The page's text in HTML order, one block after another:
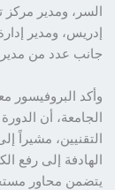
ومدير مركز تطوير
ومدير إدارة
عدد من مديري
البروفيسور معتصم
أن الدورة
مشيراً إلى
إلى رفع الكفاءة
محاور مستحدثة،